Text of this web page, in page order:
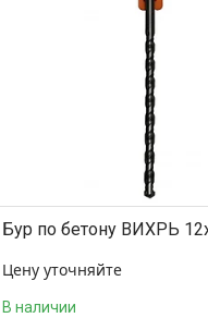
Бур по бетону ВИХРЬ
Цену уточняйте
В наличии